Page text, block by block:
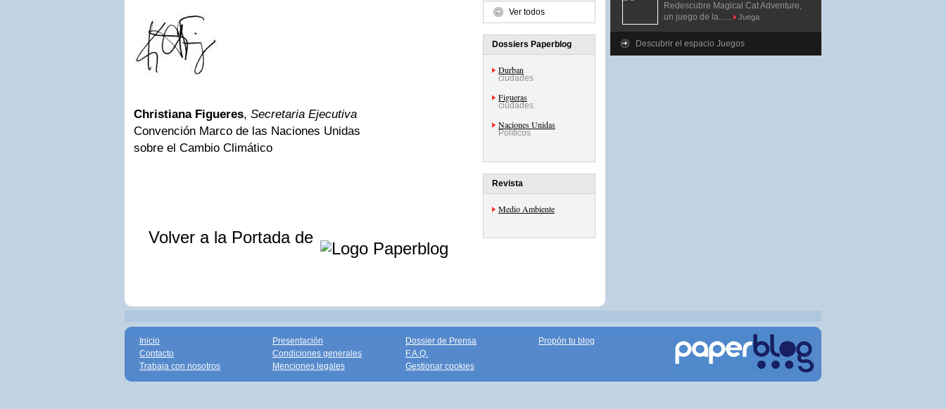
Christiana Figueres, Secretaria Ejecutiva
Convención Marco de las Naciones Unidas
sobre el Cambio Climático
Volver a la Portada de
Ver todos
Dossiers Paperblog
Durban
ciudades
Figueras
ciudades
Naciones Unidas
Políticos
Revista
Medio Ambiente
Redescubre Magical Cat Adventure,
un juego de la......
Juega
Descubrir el espacio Juegos
Inicio
Contacto
Trabaja con nosotros
Presentación
Condiciones generales
Menciones legales
Dossier de Prensa
F.A.Q.
Gestionar cookies
Propón tu blog